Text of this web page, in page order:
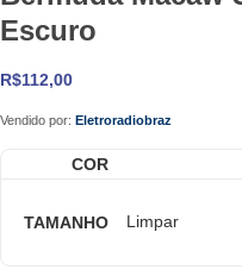
Escuro
R$112,00
Vendido por: Eletroradiobraz
COR
TAMANHO Limpar